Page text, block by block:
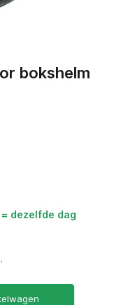
bokshelm
dezelfde dag